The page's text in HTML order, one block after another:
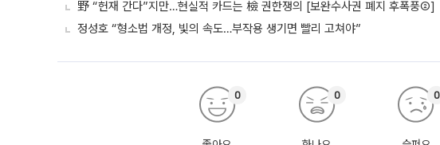
野 “헌재 간다”지만…현실적 카드는 檢 권한쟁의 [보완수사권 폐지 후폭풍②]
정성호 “형소법 개정, 빛의 속도…부작용 생기면 빨리 고쳐야”
0 0 0